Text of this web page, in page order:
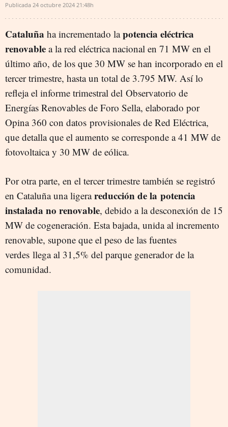
Publicada 24 octubre 2024 21:48h
Cataluña ha incrementado lapotencia eléctrica
renovable a la red eléctrica nacional en 71 MW en el
último año, de los que 30 MW se han incorporado en el
tercer trimestre, hasta un total de 3.795 MW. Así lo
refleja el informe trimestral del Observatorio de
Energías Renovables de Foro Sella, elaborado por
Opina 360 con datos provisionales de Red Eléctrica,
que detalla que el aumento se corresponde a 41 MW de
fotovoltaica y 30 MW de eólica.
Por otra parte, en el tercer trimestre también se registró
en Cataluña una ligerareducción de la potencia
instalada no renovable, debido a la desconexión de 15
MW de cogeneración. Esta bajada, unida al incremento
renovable, supone que el peso de las fuentes
verdes llega al 31,5% del parque generador de la
comunidad.